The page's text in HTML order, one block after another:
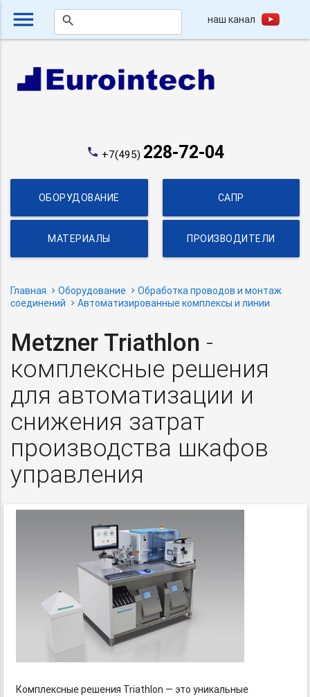
menu search наш канал
phone +7(495) 228-72-04
ОБОРУДОВАНИЕ САПР
МАТЕРИАЛЫ ПРОИЗВОДИТЕЛИ
Главная Оборудование
Обработка проводов и монтаж
соединений
Автоматизированные комплексы и линии
Metzner Triathlon -
комплексные решения
для автоматизации и
снижения затрат
производства шкафов
управления
Комплексные решения Triathlon — это уникальные